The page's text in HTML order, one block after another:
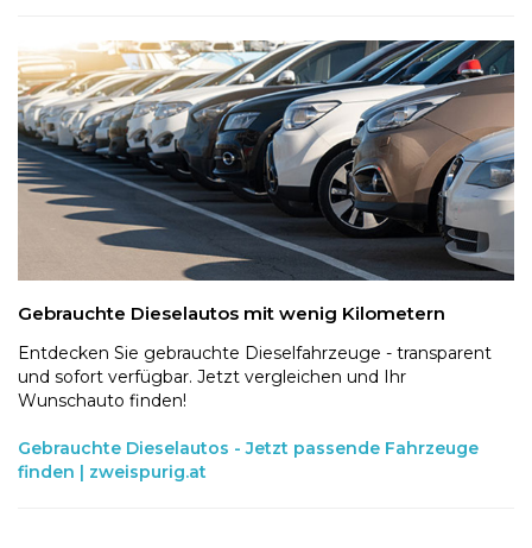
Gebrauchte Dieselautos mit wenig Kilometern
Entdecken Sie gebrauchte Dieselfahrzeuge - transparent
und sofort verfügbar. Jetzt vergleichen und Ihr
Wunschauto finden!
Gebrauchte Dieselautos - Jetzt passende Fahrzeuge
finden | zweispurig.at